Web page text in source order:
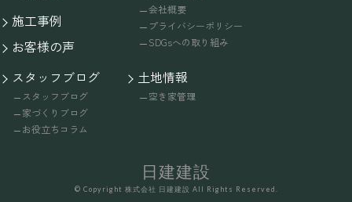
施工事例
お客様の声
会社概要
プライバシーポリシー
SDGsへの取り組み
スタッフブログ
スタッフブログ
家づくりブログ
お役立ちコラム
土地情報
空き家管理
日建建設
© Copyright 株式会社 日建建設 All Rights Reserved.